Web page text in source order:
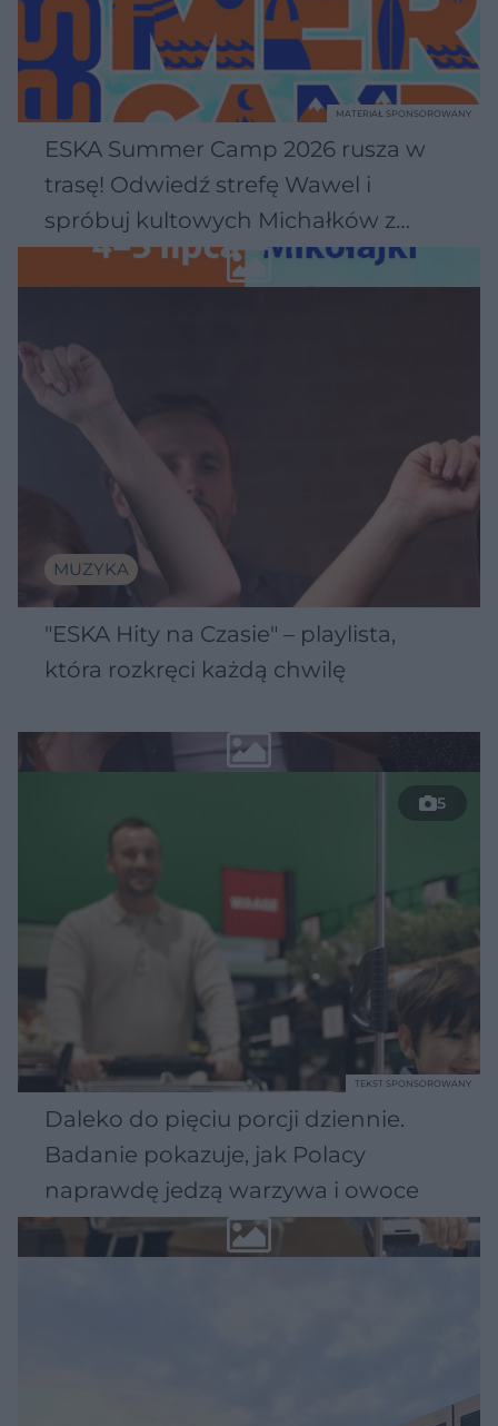
ESKA Summer Camp 2026 rusza w
trasę! Odwiedź strefę Wawel i
spróbuj kultowych Michałków z
Wawelu
MATERIAŁ SPONSOROWANY
MUZYKA
"ESKA Hity na Czasie" – playlista,
która rozkręci każdą chwilę
5
Daleko do pięciu porcji dziennie.
Badanie pokazuje, jak Polacy
naprawdę jedzą warzywa i owoce
TEKST SPONSOROWANY